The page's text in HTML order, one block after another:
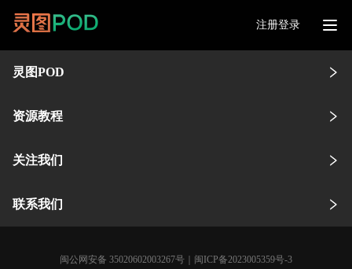
注册登录
灵图POD
资源教程
关注我们
联系我们
闽公网安备 35020602003267号
闽ICP备2023005359号-3